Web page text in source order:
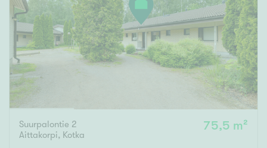
Suurpalontie 2
Aittakorpi, Kotka
75,5 m²